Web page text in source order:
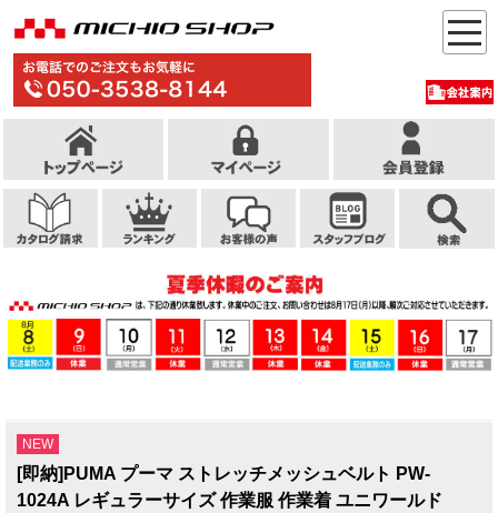
NEW
[即納]PUMA プーマ ストレッチメッシュベルト PW-
1024A レギュラーサイズ 作業服 作業着 ユニワールド